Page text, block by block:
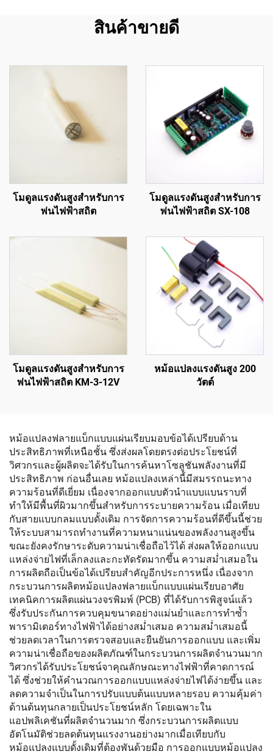
สินค้าขายดี
โมดูลแรงดันสูงสำหรับการ
พ่นไฟฟ้าสถิต
โมดูลแรงดันสูงสำหรับการ
พ่นไฟฟ้าสถิต SX-108
โมดูลแรงดันสูงสำหรับการ
พ่นไฟฟ้าสถิต KM-3-12V
หม้อแปลงแรงดันสูง 200
วัตต์
หม้อแปลงฟลายแบ็กแบบแผ่นเรียบมอบข้อได้เปรียบด้าน
ประสิทธิภาพที่เหนือชั้น ซึ่งส่งผลโดยตรงต่อประโยชน์ที่
วิศวกรและผู้ผลิตจะได้รับในการค้นหาโซลูชันพลังงานที่มี
ประสิทธิภาพ ก่อนอื่นเลย หม้อแปลงเหล่านี้มีสมรรถนะทาง
ความร้อนที่ดีเยี่ยม เนื่องจากออกแบบตัวนำแบบแบนราบที่
ทำให้มีพื้นที่ผิวมากขึ้นสำหรับการระบายความร้อน เมื่อเทียบ
กับสายแบบกลมแบบดั้งเดิม การจัดการความร้อนที่ดีขึ้นนี้ช่วย
ให้ระบบสามารถทำงานที่ความหนาแน่นของพลังงานสูงขึ้น
ขณะยังคงรักษาระดับความน่าเชื่อถือไว้ได้ ส่งผลให้ออกแบบ
แหล่งจ่ายไฟที่เล็กลงและกะทัดรัดมากขึ้น ความสม่ำเสมอใน
การผลิตถือเป็นข้อได้เปรียบสำคัญอีกประการหนึ่ง เนื่องจาก
กระบวนการผลิตหม้อแปลงฟลายแบ็กแบบแผ่นเรียบอาศัย
เทคนิคการผลิตแผ่นวงจรพิมพ์ (PCB) ที่ได้รับการพิสูจน์แล้ว
ซึ่งรับประกันการควบคุมขนาดอย่างแม่นยำและการทำซ้ำ
พารามิเตอร์ทางไฟฟ้าได้อย่างสม่ำเสมอ ความสม่ำเสมอนี้
ช่วยลดเวลาในการตรวจสอบและยืนยันการออกแบบ และเพิ่ม
ความน่าเชื่อถือของผลิตภัณฑ์ในกระบวนการผลิตจำนวนมาก
วิศวกรได้รับประโยชน์จาคุณลักษณะทางไฟฟ้าที่คาดการณ์
ได้ ซึ่งช่วยให้คำนวณการออกแบบแหล่งจ่ายไฟได้ง่ายขึ้น และ
ลดความจำเป็นในการปรับแบบต้นแบบหลายรอบ ความคุ้มค่า
ด้านต้นทุนกลายเป็นประโยชน์หลัก โดยเฉพาะใน
แอปพลิเคชันที่ผลิตจำนวนมาก ซึ่งกระบวนการผลิตแบบ
อัตโนมัติช่วยลดต้นทุนแรงงานอย่างมากเมื่อเทียบกับ
หม้อแปลงแบบดั้งเดิมที่ต้องพันด้วยมือ การออกแบบหม้อแปลง